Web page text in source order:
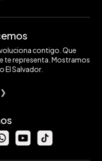
contigo. Que
te representa. Mostramos
El Salvador.